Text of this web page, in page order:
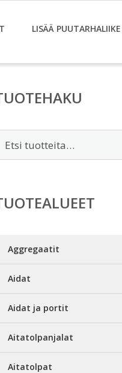
LISÄÄ PUUTARHALIIKE
Aggregaatit
Aidat
Aidat ja portit
Aitatolpanjalat
Aitatolpat